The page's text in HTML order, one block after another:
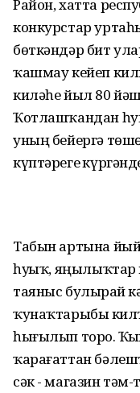
Район, хатта
конкурстар
бөткәндәр бит
ҡашмау кейеп
киләһе йыл 80
Ҡотлашҡандан
уның бейергә
күптәрегеҙ
Табын артына
һуҙҙыҡ,
таяныс булырҙай
ҡунаҡтарыбыҙ
һығылып торҙо.
ҡарағаттан
сәк - магазин